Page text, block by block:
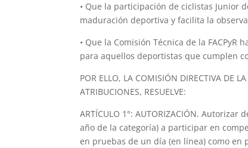
• Que la participación de ciclistas Junior
maduración deportiva y facilita la
• Que la Comisión Técnica de la
para aquellos deportistas que cumplen
POR ELLO, LA COMISIÓN DIRECTIVA DE
ATRIBUCIONES, RESUELVE:
ARTÍCULO 1°: AUTORIZACIÓN.
año de la categoría) a participar en
en pruebas de un día (en línea) como en